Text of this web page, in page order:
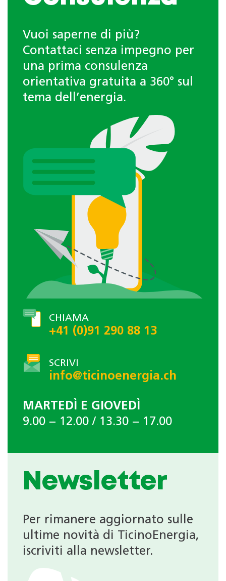
Vuoi saperne di più?
Contattaci senza impegno per
una prima consulenza
orientativa gratuita a 360° sul
tema dell’energia.
CHIAMA
+41 (0)91 290 88 13
SCRIVI
info@ticinoenergia.ch
MARTEDÌ E GIOVEDÌ
9.00 − 12.00 / 13.30 − 17.00
Newsletter
Per rimanere aggiornato sulle
ultime novità di TicinoEnergia,
iscriviti alla newsletter.